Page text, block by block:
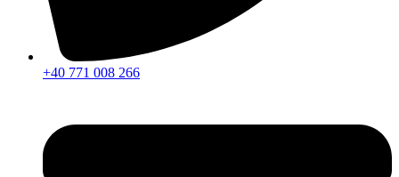
+40 771 008 266